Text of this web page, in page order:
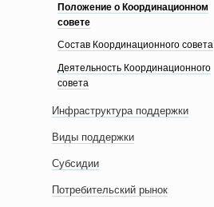
Положение о Координационном
совете
Состав Координационного совета
Деятельность Координационного
совета
Инфраструктура поддержки
Виды поддержки
Субсидии
Потребительский рынок